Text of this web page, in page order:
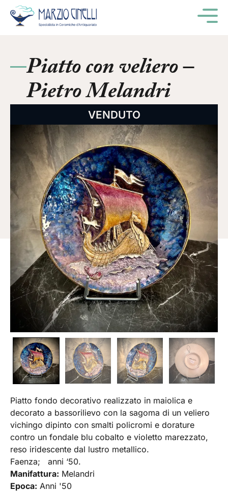
Piatto con veliero –
Pietro Melandri
VENDUTO
Piatto fondo decorativo realizzato in maiolica e
decorato a bassorilievo con la sagoma di un veliero
vichingo dipinto con smalti policromi e dorature
contro un fondale blu cobalto e violetto marezzato,
reso iridescente dal lustro metallico.
Faenza; anni ‘50.
Manifattura: Melandri
Epoca: Anni '50